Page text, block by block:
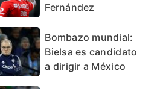
Fernández
Bombazo mundial:
Bielsa es candidato
a dirigir a México